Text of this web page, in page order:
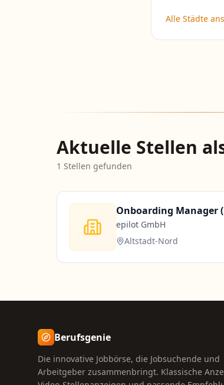
Alle Städte
Aktuelle Stellen
1 Stellen gefunden
Onboarding Manager
epilot GmbH
Altstadt-Nord
Berufsgenie
Die innovative Jobbörse, die Jobsuchende und
Arbeitgeber zusammenbringt. Klassische